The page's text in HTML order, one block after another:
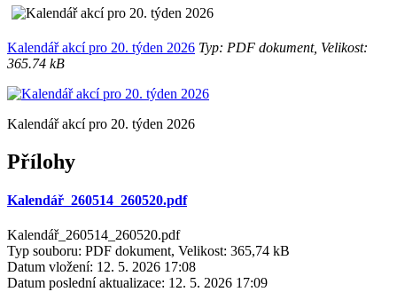
Kalendář akcí pro 20. týden 2026 Typ: PDF dokument, Velikost:
365.74 kB
Kalendář akcí pro 20. týden 2026
Přílohy
Kalendář_260514_260520.pdf
Kalendář_260514_260520.pdf
Typ souboru: PDF dokument, Velikost: 365,74 kB
Datum vložení: 12. 5. 2026 17:08
Datum poslední aktualizace: 12. 5. 2026 17:09